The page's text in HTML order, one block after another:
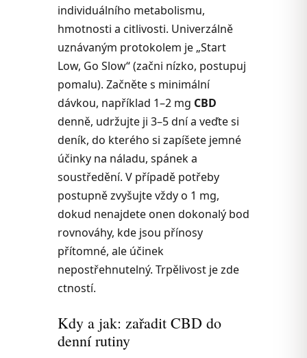
individuálního metabolismu,
hmotnosti a citlivosti. Univerzálně
uznávaným protokolem je „Start
Low, Go Slow“ (začni nízko, postupuj
pomalu). Začněte s minimální
dávkou, například 1–2 mg CBD
denně, udržujte ji 3–5 dní a veďte si
deník, do kterého si zapíšete jemné
účinky na náladu, spánek a
soustředění. V případě potřeby
postupně zvyšujte vždy o 1 mg,
dokud nenajdete onen dokonalý bod
rovnováhy, kde jsou přínosy
přítomné, ale účinek
nepostřehnutelný. Trpělivost je zde
ctností.
Kdy a jak: zařadit CBD do
denní rutiny